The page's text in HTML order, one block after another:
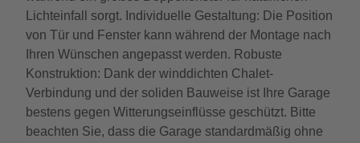
Lichteinfall sorgt. Individuelle Gestaltung: Die Position
von Tür und Fenster kann während der Montage nach
Ihren Wünschen angepasst werden. Robuste
Konstruktion: Dank der winddichten Chalet-
Verbindung und der soliden Bauweise ist Ihre Garage
bestens gegen Witterungseinflüsse geschützt. Bitte
beachten Sie, dass die Garage standardmäßig ohne